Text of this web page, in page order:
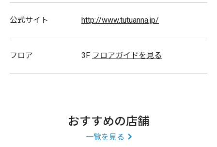
キッズアイテム取扱店
グッズ
スタッフ募集
公式サイト http://www.tutuanna.jp/
フロア 3F フロアガイドを見る
おすすめの店舗
一覧を見る